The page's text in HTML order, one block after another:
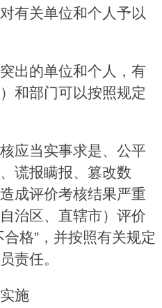
有关单位和个人予以
出的单位和个人，有
和部门可以按照规定
应当实事求是、公平
谎报瞒报、篡改数
成评价考核结果严重
治区、直辖市）评价
格”，并按照有关规定
责任。
施